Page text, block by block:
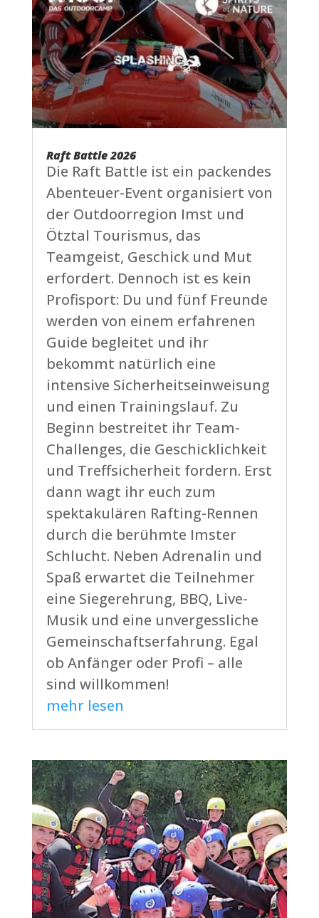
Raft Battle 2026
Die Raft Battle ist ein packendes
Abenteuer-Event organisiert von
der Outdoorregion Imst und
Ötztal Tourismus, das
Teamgeist, Geschick und Mut
erfordert. Dennoch ist es kein
Profisport: Du und fünf Freunde
werden von einem erfahrenen
Guide begleitet und ihr
bekommt natürlich eine
intensive Sicherheitseinweisung
und einen Trainingslauf. Zu
Beginn bestreitet ihr Team-
Challenges, die Geschicklichkeit
und Treffsicherheit fordern. Erst
dann wagt ihr euch zum
spektakulären Rafting-Rennen
durch die berühmte Imster
Schlucht. Neben Adrenalin und
Spaß erwartet die Teilnehmer
eine Siegerehrung, BBQ, Live-
Musik und eine unvergessliche
Gemeinschaftserfahrung. Egal
ob Anfänger oder Profi – alle
sind willkommen!
mehr lesen